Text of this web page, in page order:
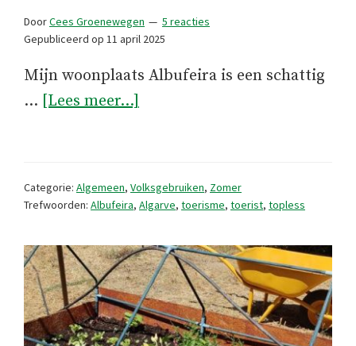
DoorCees Groenewegen
5 reacties
Gepubliceerd op 11 april 2025
Mijn woonplaats Albufeira is een schattig
… [Lees meer...]
bast
in
Albufeira
Categorie: Algemeen, Volksgebruiken, Zomer
Trefwoorden: Albufeira, Algarve, toerisme, toerist, topless